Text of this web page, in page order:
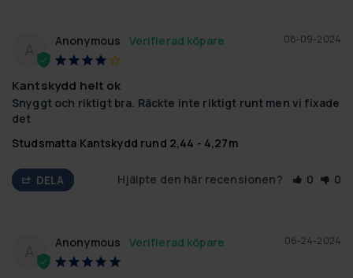
08-09-2024
Anonymous
Kantskydd helt ok
Snyggt och riktigt bra. Räckte inte riktigt runt men vi fixade
det
Studsmatta Kantskydd rund 2,44 - 4,27m
DELA Hjälpte den här recensionen? 0 0
06-24-2024
Anonymous